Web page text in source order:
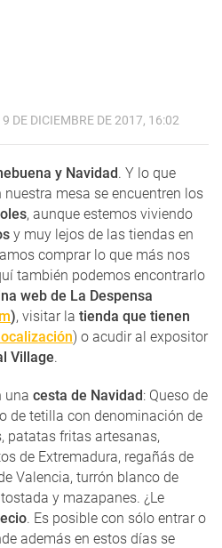
DE DICIEMBRE DE 2017, 16:02
y Navidad. Y lo que
mesa se encuentren los
, aunque estemos viviendo
y muy lejos de las tiendas en
comprar lo que más nos
también podemos encontrarlo
web de La Despensa
), visitar la tienda que tienen
) o acudir al expositor
Village.
una cesta de Navidad: Queso de
de tetilla con denominación de
patatas fritas artesanas,
de Extremadura, regañás de
Valencia, turrón blanco de
y mazapanes. ¿Le
. Es posible con sólo entrar o
además en estos días se